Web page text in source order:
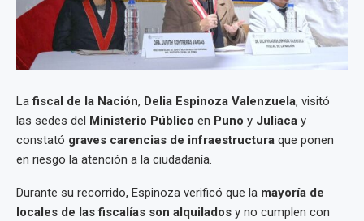
Lafiscal de la Nación, Delia Espinoza Valenzuela, visitó
las sedes del
Ministerio Público en Puno y Juliaca y
constató graves carencias de infraestructura que ponen
en riesgo la atención a la ciudadanía.
Durante su recorrido, Espinoza verificó que la mayoría de
locales de las fiscalías son alquilados y no cumplen con